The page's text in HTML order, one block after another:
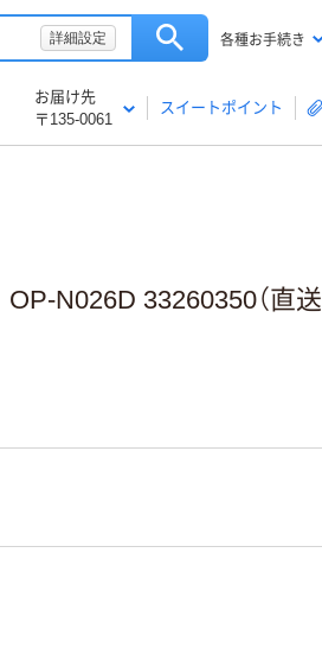
詳細設定 各種お手続き
お届け先
〒135-0061
スイートポイント
OP-N026D 33260350（直送